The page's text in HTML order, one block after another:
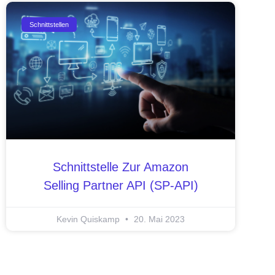
Schnittstellen
Schnittstelle Zur Amazon
Selling Partner API (SP-API)
Kevin Quiskamp 20. Mai 2023